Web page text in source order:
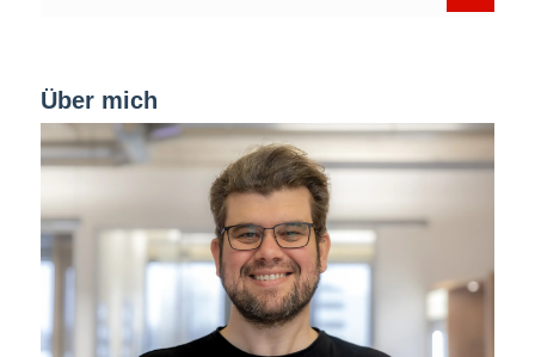
Über mich